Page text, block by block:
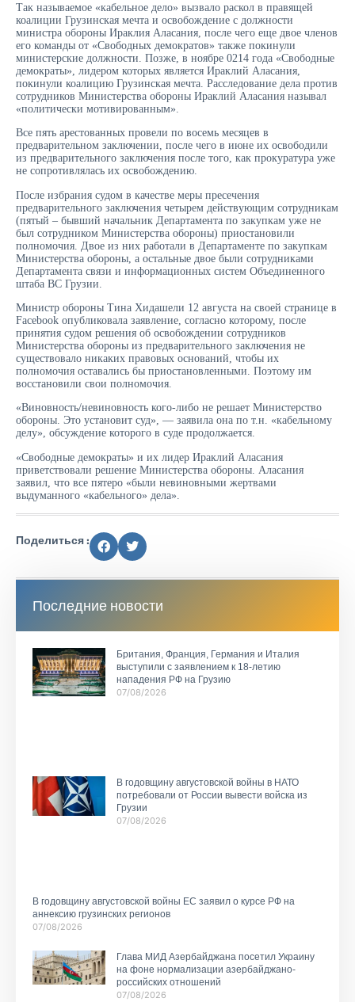
Так называемое «кабельное дело» вызвало раскол в правящей
коалиции Грузинская мечта и освобождение с должности
министра обороны Ираклия Аласания, после чего еще двое членов
его команды от «Свободных демократов» также покинули
министерские должности. Позже, в ноябре 0214 года «Свободные
демократы», лидером которых является Ираклий Аласания,
покинули коалицию Грузинская мечта. Расследование дела против
сотрудников Министерства обороны Ираклий Аласания называл
«политически мотивированным».
Все пять арестованных провели по восемь месяцев в
предварительном заключении, после чего в июне их освободили
из предварительного заключения после того, как прокуратура уже
не сопротивлялась их освобождению.
После избрания судом в качестве меры пресечения
предварительного заключения четырем действующим сотрудникам
(пятый – бывший начальник Департамента по закупкам уже не
был сотрудником Министерства обороны) приостановили
полномочия. Двое из них работали в Департаменте по закупкам
Министерства обороны, а остальные двое были сотрудниками
Департамента связи и информационных систем Объединенного
штаба ВС Грузии.
Министр обороны Тина Хидашели 12 августа на своей странице в
Facebook опубликовала заявление, согласно которому, после
принятия судом решения об освобождении сотрудников
Министерства обороны из предварительного заключения не
существовало никаких правовых оснований, чтобы их
полномочия оставались бы приостановленными. Поэтому им
восстановили свои полномочия.
«Виновность/невиновность кого-либо не решает Министерство
обороны. Это установит суд», — заявила она по т.н. «кабельному
делу», обсуждение которого в суде продолжается.
«Свободные демократы» и их лидер Ираклий Аласания
приветствовали решение Министерства обороны. Аласания
заявил, что все пятеро «были невиновными жертвами
выдуманного «кабельного» дела».
Поделиться :
Последние новости
Британия, Франция, Германия и Италия
выступили с заявлением к 18-летию
нападения РФ на Грузию
07/08/2026
В годовщину августовской войны в НАТО
потребовали от России вывести войска из
Грузии
07/08/2026
В годовщину августовской войны ЕС заявил о курсе РФ на
аннексию грузинских регионов
07/08/2026
Глава МИД Азербайджана посетил Украину
на фоне нормализации азербайджано-
российских отношений
07/08/2026